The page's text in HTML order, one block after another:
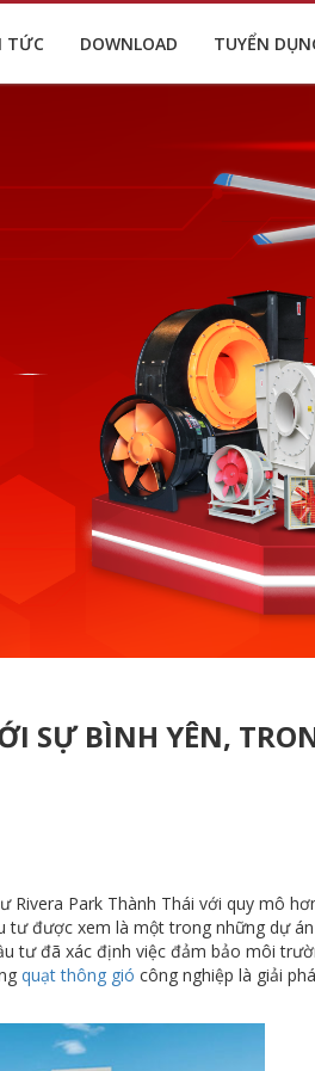
TỨC DOWNLOAD TUYỂN
SỰ BÌNH YÊN,
Rivera Park Thành Thái với quy mô
tư được xem là một trong những dự
tư đã xác định việc đảm bảo môi
quạt thông gió công nghiệp là giải